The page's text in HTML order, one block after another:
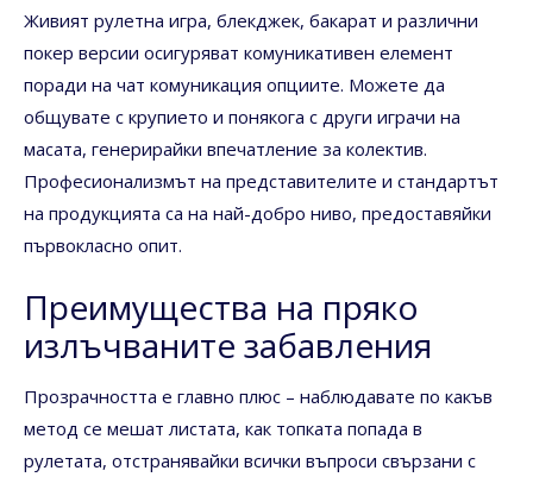
Живият рулетна игра, блекджек, бакарат и различни
покер версии осигуряват комуникативен елемент
поради на чат комуникация опциите. Можете да
общувате с крупието и понякога с други играчи на
масата, генерирайки впечатление за колектив.
Професионализмът на представителите и стандартът
на продукцията са на най-добро ниво, предоставяйки
първокласно опит.
Преимущества на пряко
излъчваните забавления
Прозрачността е главно плюс – наблюдавате по какъв
метод се мешат листата, как топката попада в
рулетата, отстранявайки всички въпроси свързани с